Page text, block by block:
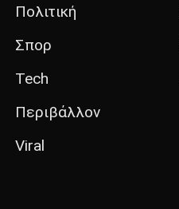
Πολιτική
Σπορ
Tech
Περιβάλλον
Viral